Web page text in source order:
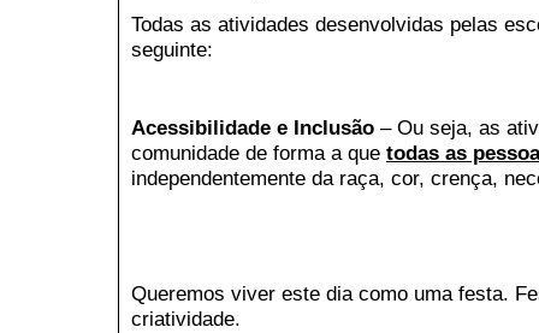
Todas as atividades desenvolvidas pelas
seguinte:
Acessibilidade e Inclusão – Ou seja, as
comunidade de forma a que todas as
independentemente da raça, cor, crença,
Queremos viver este dia como uma festa.
criatividade.